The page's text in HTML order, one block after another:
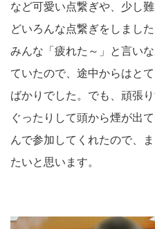
など可愛い点繋ぎや、少し
どいろんな点繋ぎをしました
みんな「疲れた～」と言い
ていたので、途中からはと
ばかりでした。でも、頑張
ぐったりして頭から煙が出
んで参加してくれたので、
たいと思います。